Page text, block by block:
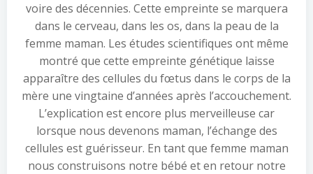
voire des décennies. Cette empreinte se marquera
dans le cerveau, dans les os, dans la peau de la
femme maman. Les études scientifiques ont même
montré que cette empreinte génétique laisse
apparaître des cellules du fœtus dans le corps de la
mère une vingtaine d’années après l’accouchement.
L’explication est encore plus merveilleuse car
lorsque nous devenons maman, l’échange des
cellules est guérisseur. En tant que femme maman
nous construisons notre bébé et en retour notre